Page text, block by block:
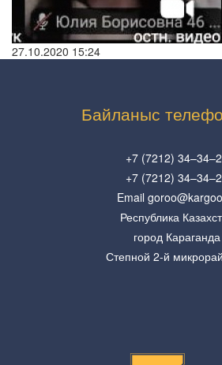
27.10.2020 15:24
Байланыс
+7 (7212)
+7 (7212)
Email
Республика
город Караганда
Степной 2-й